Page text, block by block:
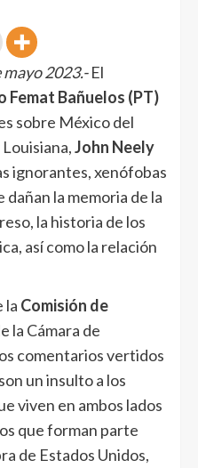
mayo 2023.-El
Femat Bañuelos (PT)
sobre México del
John Neely
ignorantes, xenófobas
dañan la memoria de la
la historia de los
así como la relación
la Comisión de
la Cámara de
comentarios vertidos
un insulto a los
viven en ambos lados
que forman parte
de Estados Unidos,